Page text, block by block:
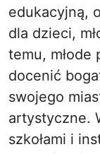
edukacyjną,
dla dzieci,
temu, młode
docenić
swojego
artystyczne.
szkołami i